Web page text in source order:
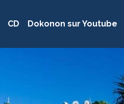
CD Dokonon sur Youtube